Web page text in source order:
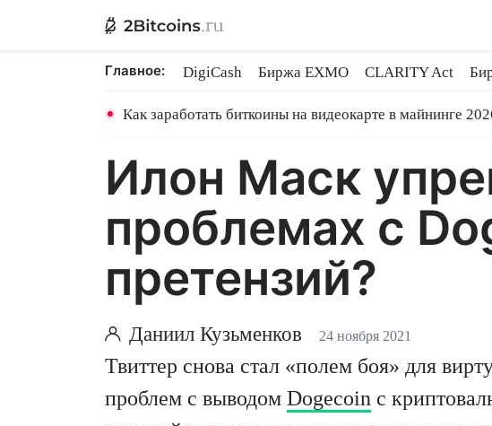
Главное: DigiCash Биржа EXMO CLARITY Act
Как заработать биткоины на видеокарте в майнинге
Илон Маск
проблемах с
претензий?
Даниил Кузьменков 24 ноября 2021
Твиттер снова стал «полем боя» для
проблем с выводом Dogecoin с